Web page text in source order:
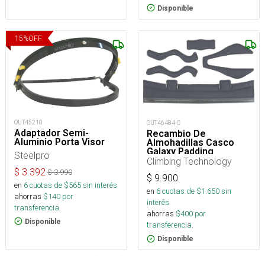
Disponible
15%OFF
OUT45210
Adaptador Semi-
Aluminio Porta Visor
Steelpro
$ 3.392 $3.990
en 6cuotas de $565sin interés
ahorras $140 por
transferencia.
Disponible
OUT46484-C
Recambio De
Almohadillas Casco
Galaxy Padding
Replacement
Climbing Technology
$ 9.900
en 6cuotas de $1.650sin
interés
ahorras $400 por
transferencia.
Disponible